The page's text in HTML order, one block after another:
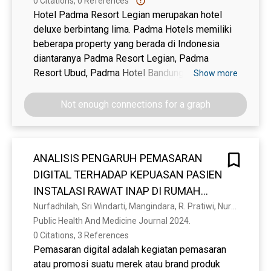
0,109 untuk citra merek). Temuan ini
menegaskan pentingnya kualitas pelayanan dan
citra merek dalam membangun loyalitas
konsumen.
Hotel Padma Resort Legian merupakan hotel
deluxe berbintang lima. Padma Hotels memiliki
beberapa property yang berada di Indonesia
diantaranya Padma Resort Legian, Padma
Resort Ubud, Padma Hotel Bandung, Padma
Penelitian ini bertujuan untuk mengetahui
pengaruh kualitas pelayanan, citra merek, dan
lokasi terhadap kepuasan tamu menginap di
penelitian ini adalah tamu yang menginap di
Hotel Padma Resort Legian dan melibatkan
sampel sebanyak 95 responden melalui teknik
accidental sampling. Pengumpulan data
dilakukan menggunakan kuesioner skala Likert.
Teknik analisis data menggunakan regresi linier
berganda. Uji hipotesis menggunakan uji F dan
uji T pada tarif signifikansi 5%. Hasil penelitian
Show more
Not enough connections for a graph
ANALISIS PENGARUH PEMASARAN
DIGITAL TERHADAP KEPUASAN PASIEN
INSTALASI RAWAT INAP DI RUMAH
SAKIT UMUM DAERAH LABUANG BAJI
KOTA MAKASSAR TAHUN 2023
Public Health And Medicine Journal 2024.
0 Citations, 3 References
Pemasaran digital adalah kegiatan pemasaran
atau promosi suatu merek atau brand produk